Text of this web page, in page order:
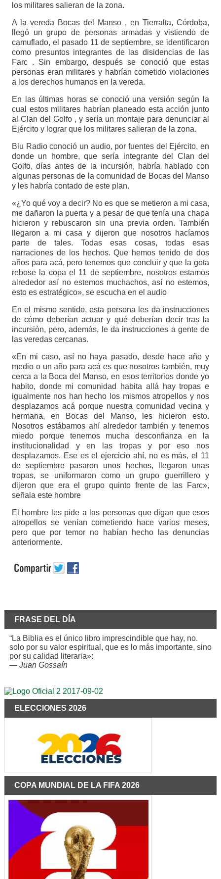
los militares salieran de la zona.
A la vereda Bocas del Manso , en Tierralta, Córdoba,
llegó un grupo de personas armadas y vistiendo de
camuflado, el pasado 11 de septiembre, se identificaron
como presuntos integrantes de las disidencias de las
Farc . Sin embargo, después se conoció que estas
personas eran militares y habrían cometido violaciones
a los derechos humanos en la vereda.
En las últimas horas se conoció una versión según la
cual estos militares habrían planeado esta acción junto
al Clan del Golfo , y sería un montaje para denunciar al
Ejército y lograr que los militares salieran de la zona.
Blu Radio conoció un audio, por fuentes del Ejército, en
donde un hombre, que sería integrante del Clan del
Golfo, días antes de la incursión, habría hablado con
algunas personas de la comunidad de Bocas del Manso
y les habría contado de este plan.
«¿Yo qué voy a decir? No es que se metieron a mi casa,
me dañaron la puerta y a pesar de que tenía una chapa
hicieron y rebuscaron sin una previa orden. También
llegaron a mi casa y dijeron que nosotros hacíamos
parte de tales. Todas esas cosas, todas esas
narraciones de los hechos. Que hemos tenido de dos
años para acá, pero tenemos que concluir y que la gota
rebose la copa el 11 de septiembre, nosotros estamos
alrededor así no estemos muchachos, así no estemos,
esto es estratégico», se escucha en el audio
En el mismo sentido, esta persona les da instrucciones
de cómo deberían actuar y qué deberían decir tras la
incursión, pero, además, le da instrucciones a gente de
las veredas cercanas.
«En mi caso, así no haya pasado, desde hace año y
medio o un año para acá es que nosotros también, muy
cerca a la Boca del Manso, en esos territorios donde yo
habito, donde mi comunidad habita allá hay tropas e
igualmente nos han hecho los mismos atropellos y nos
desplazamos acá porque nuestra comunidad vecina y
hermana, en Bocas del Manso, les hicieron esto.
Nosotros estábamos ahí alrededor también y tenemos
miedo porque tenemos mucha desconfianza en la
institucionalidad y en las tropas y por eso nos
desplazamos. Ese es el ejercicio ahí, no es más, el 11
de septiembre pasaron unos hechos, llegaron unas
tropas, se uniformaron como un grupo guerrillero y
dijeron que era el grupo quinto frente de las Farc»,
señala este hombre
El hombre les pide a las personas que digan que esos
atropellos se venían cometiendo hace varios meses,
pero que por temor no habían hecho las denuncias
anteriormente.
FRASE DEL DÍA
“La Biblia es el único libro imprescindible que hay, no.
solo por su valor espiritual, que es lo más importante, sino
por su calidad literaria»:
— Juan Gossaín
ELECCIONES 2026
COPA MUNDIAL DE LA FIFA 2026